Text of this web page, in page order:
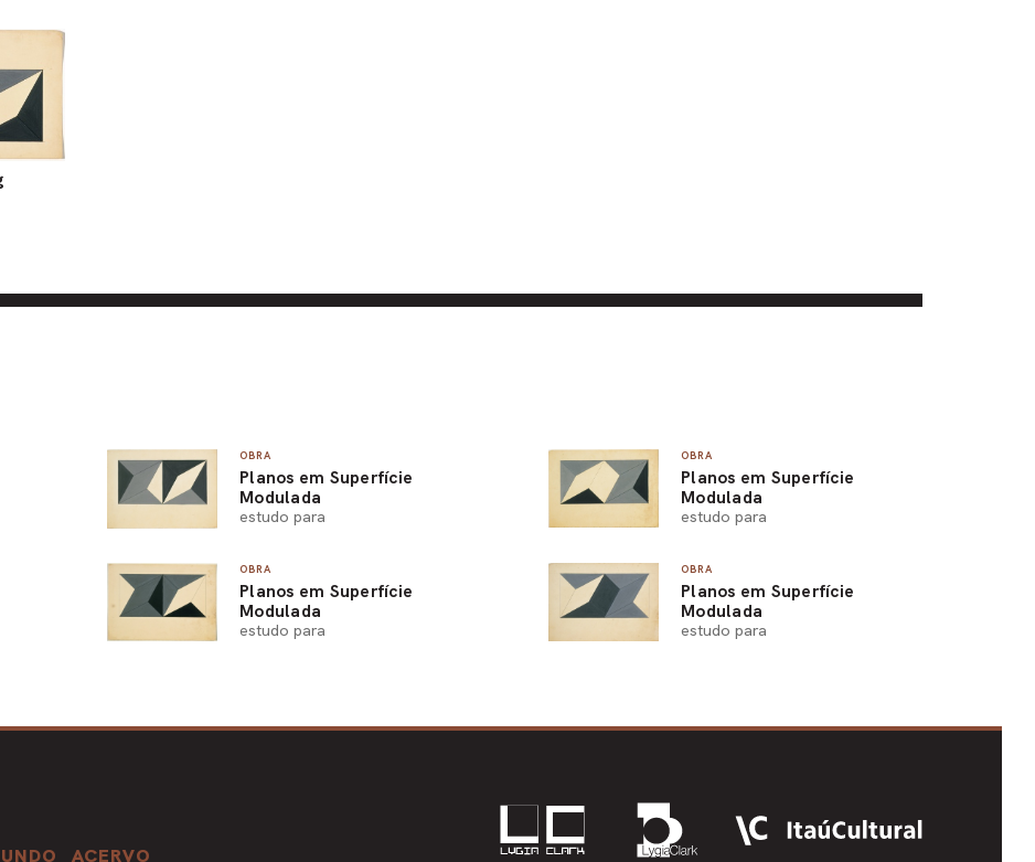
OBRA
Planos em Superfície
Modulada
estudo para
OBRA
Planos em Superfície
Modulada
estudo para
OBRA
Planos em Superfície
Modulada
estudo para
OBRA
Planos em Superfície
Modulada
estudo para
ACERVO